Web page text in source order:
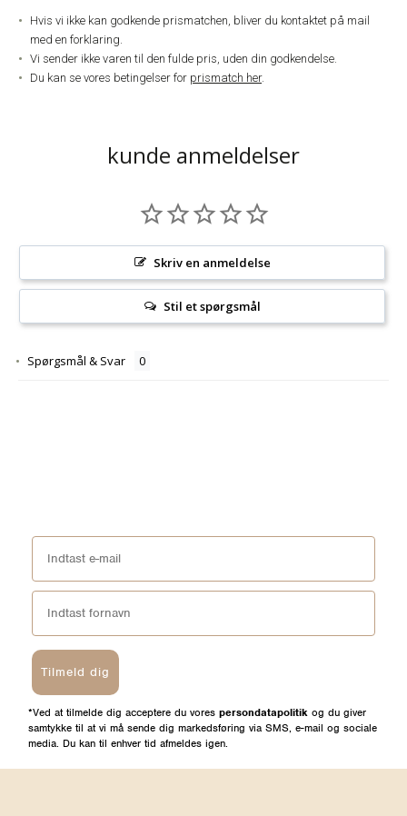
Hvis vi ikke kan godkende prismatchen, bliver du kontaktet på mail
med en forklaring.
Vi sender ikke varen til den fulde pris, uden din godkendelse.
Du kan se vores betingelser for prismatch her.
kunde anmeldelser
Skriv en anmeldelse
Stil et spørgsmål
Spørgsmål & Svar
Tilmeld dig
*Ved at tilmelde dig acceptere du vores persondatapolitik og du giver
samtykke til at vi må sende dig markedsføring via SMS, e-mail og sociale
media. Du kan til enhver tid afmeldes igen.